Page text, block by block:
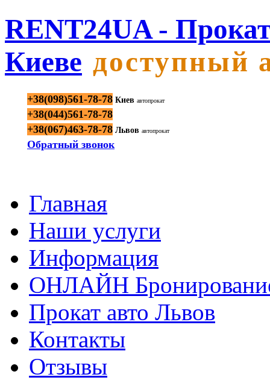
RENT24UA -
Киеве доступный
+38(098)561-78-78 Киев автопрокат
+38(044)561-78-78
+38(067)463-78-78 Львов автопрокат
Обратный звонок
Главная
Наши услуги
Информация
ОНЛАЙН
Прокат авто Львов
Контакты
Отзывы